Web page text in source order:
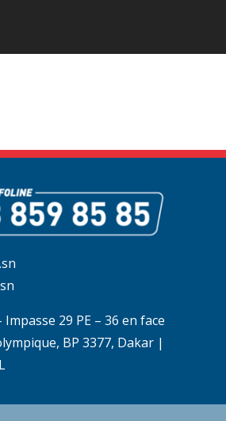
Impasse 29 PE – 36 en face
BP 3377, Dakar |